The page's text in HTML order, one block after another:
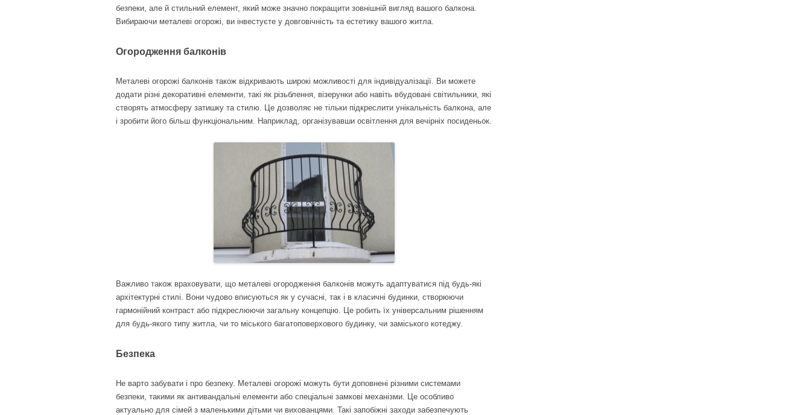
безпеки, але й стильний елемент, який може значно покращити зовнішній вигляд вашого балкона.
Вибираючи металеві огорожі, ви інвестуєте у довговічність та естетику вашого житла.
Огородження балконів
Металеві огорожі балконів також відкривають широкі можливості для індивідуалізації. Ви можете
додати різні декоративні елементи, такі як різьблення, візерунки або навіть вбудовані світильники, які
створять атмосферу затишку та стилю. Це дозволяє не тільки підкреслити унікальність балкона, але
і зробити його більш функціональним. Наприклад, організувавши освітлення для вечірніх посиденьок.
Важливо також враховувати, що металеві огородження балконів можуть адаптуватися під будь-які
архітектурні стилі. Вони чудово вписуються як у сучасні, так і в класичні будинки, створюючи
гармонійний контраст або підкреслюючи загальну концепцію. Це робить їх універсальним рішенням
для будь-якого типу житла, чи то міського багатоповерхового будинку, чи заміського котеджу.
Безпека
Не варто забувати і про безпеку. Металеві огорожі можуть бути доповнені різними системами
безпеки, такими як антивандальні елементи або спеціальні замкові механізми. Це особливо
актуально для сімей з маленькими дітьми чи вихованцями. Такі запобіжні заходи забезпечують